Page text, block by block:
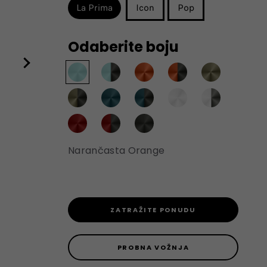
La Prima Icon Pop
Odaberite boju
Narančasta Orange
ZATRAŽITE PONUDU
PROBNA VOŽNJA